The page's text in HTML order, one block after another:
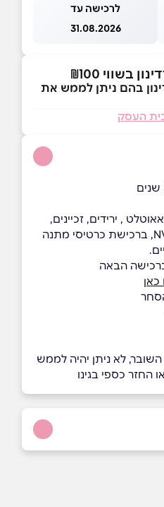
לרכישה עד
31.08.2026
בהם ניתן לממש את
העסק
, ירידים, זכיינים,
במועדון הלקוחות NV CLUB, ברכישת כרטיסי מתנה
הבאה
כאן
לא ניתן יהיה לממש
החזר כספי בגינו